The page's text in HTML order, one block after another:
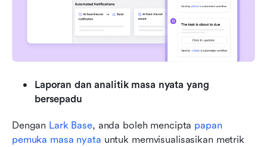
Laporan dan analitik masa nyata yang
bersepadu
Dengan Lark Base, anda boleh mencipta papan
pemuka masa nyata untuk memvisualisasikan metrik